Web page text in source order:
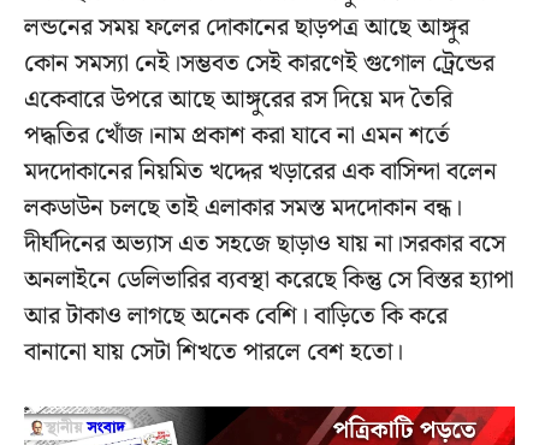
লন্ডনের সময় ফলের দোকানের ছাড়পত্র আছে আঙ্গুর
কোন সমস্যা নেই।সম্ভবত সেই কারণেই গুগোল ট্রেন্ডের
একেবারে উপরে আছে আঙ্গুরের রস দিয়ে মদ তৈরি
পদ্ধতির খোঁজ।নাম প্রকাশ করা যাবে না এমন শর্তে
মদদোকানের নিয়মিত খদ্দের খড়ারের এক বাসিন্দা বলেন
লকডাউন চলছে তাই এলাকার সমস্ত মদদোকান বন্ধ।
দীর্ঘদিনের অভ্যাস এত সহজে ছাড়াও যায় না।সরকার বসে
অনলাইনে ডেলিভারির ব্যবস্থা করেছে কিন্তু সে বিস্তর হ্যাপা
আর টাকাও লাগছে অনেক বেশি। বাড়িতে কি করে
বানানো যায় সেটা শিখতে পারলে বেশ হতো।